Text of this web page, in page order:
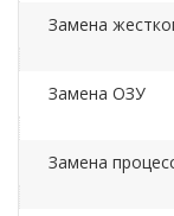
Замена
Замена ОЗУ
Замена